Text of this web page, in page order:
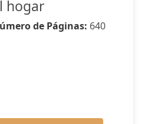
hogar
de Páginas: 640